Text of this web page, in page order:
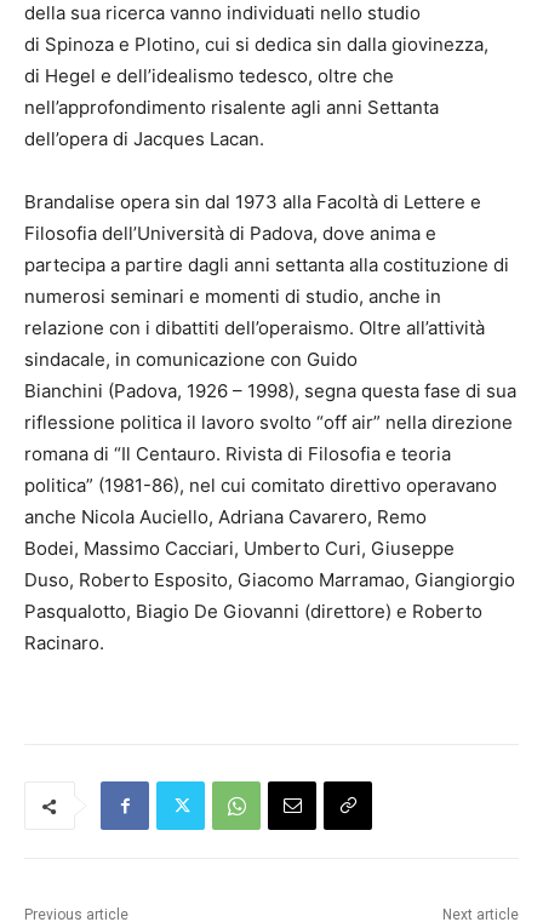
della sua ricerca vanno individuati nello studio
di Spinoza e Plotino, cui si dedica sin dalla giovinezza,
di Hegel e dell’idealismo tedesco, oltre che
nell’approfondimento risalente agli anni Settanta
dell’opera di Jacques Lacan.
Brandalise opera sin dal 1973 alla Facoltà di Lettere e
Filosofia dell’Università di Padova, dove anima e
partecipa a partire dagli anni settanta alla costituzione di
numerosi seminari e momenti di studio, anche in
relazione con i dibattiti dell’operaismo. Oltre all’attività
sindacale, in comunicazione con Guido
Bianchini (Padova, 1926 – 1998), segna questa fase di sua
riflessione politica il lavoro svolto “off air” nella direzione
romana di “Il Centauro. Rivista di Filosofia e teoria
politica” (1981-86), nel cui comitato direttivo operavano
anche Nicola Auciello, Adriana Cavarero, Remo
Bodei, Massimo Cacciari, Umberto Curi, Giuseppe
Duso, Roberto Esposito, Giacomo Marramao, Giangiorgio
Pasqualotto, Biagio De Giovanni (direttore) e Roberto
Racinaro.
Previous article Next article